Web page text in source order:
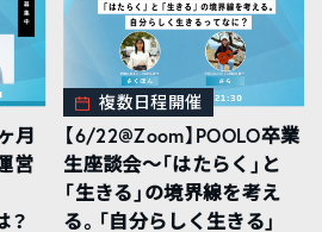
月
営
？
複数日程開催
【6/22@Zoom】POOLO卒業
生座談会〜「はたらく」と
「生きる」の境界線を考え
る。「自分らしく生きる」